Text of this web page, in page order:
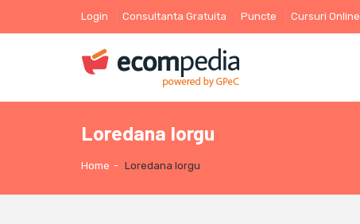
Login Consultanta Gratuita Puncte Cursuri Online
Loredana Iorgu
Home - Loredana Iorgu